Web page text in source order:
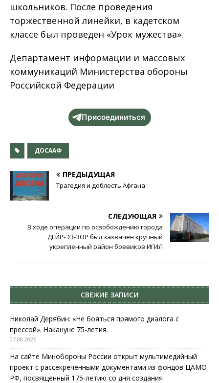
школьников. После проведения
торжественной линейки, в кадетском
классе был проведен «Урок мужества».
Департамент информации и массовых
коммуникаций Министерства обороны
Российской Федерации
Присоединиться
ДОСААФ
ПРЕДЫДУЩАЯ
Трагедия и доблесть Афгана
СЛЕДУЮЩАЯ
В ходе операции по освобождению города
ДЕЙР-ЭЗ-ЗОР был захвачен крупный
укрепленный район боевиков ИГИЛ
СВЕЖИЕ ЗАПИСИ
Николай Дерябин: «Не бояться прямого диалога с
прессой». Накануне 75-летия.
07.08.2026
На сайте Минобороны России открыт мультимедийный
проект с рассекреченными документами из фондов ЦАМО
РФ, посвященный 175-летию со дня создания